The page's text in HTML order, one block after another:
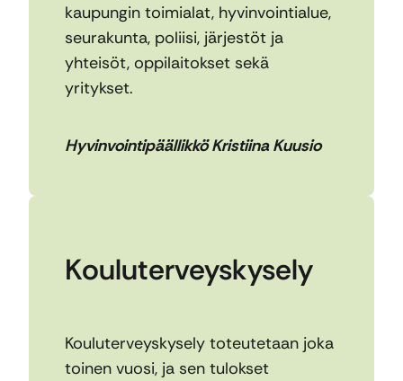
kaupungin toimialat, hyvinvointialue,
seurakunta, poliisi, järjestöt ja
yhteisöt, oppilaitokset sekä
yritykset.
Hyvinvointipäällikkö Kristiina Kuusio
Kouluterveyskysely
Kouluterveyskysely toteutetaan joka
toinen vuosi, ja sen tulokset